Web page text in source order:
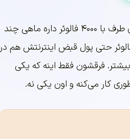
همین الان که دارین اینو می‌خونین، یه نفر اون طرف با ۴۰۰۰ فالوئر داره ماهی چند
میاره، و یه نفر دیگه با ۵۰ هزار فالوئر حتی پول قبض اینترنتش هم در
فرقشون فقط اینه که یکی
کار می‌کنه و اون یکی نه.